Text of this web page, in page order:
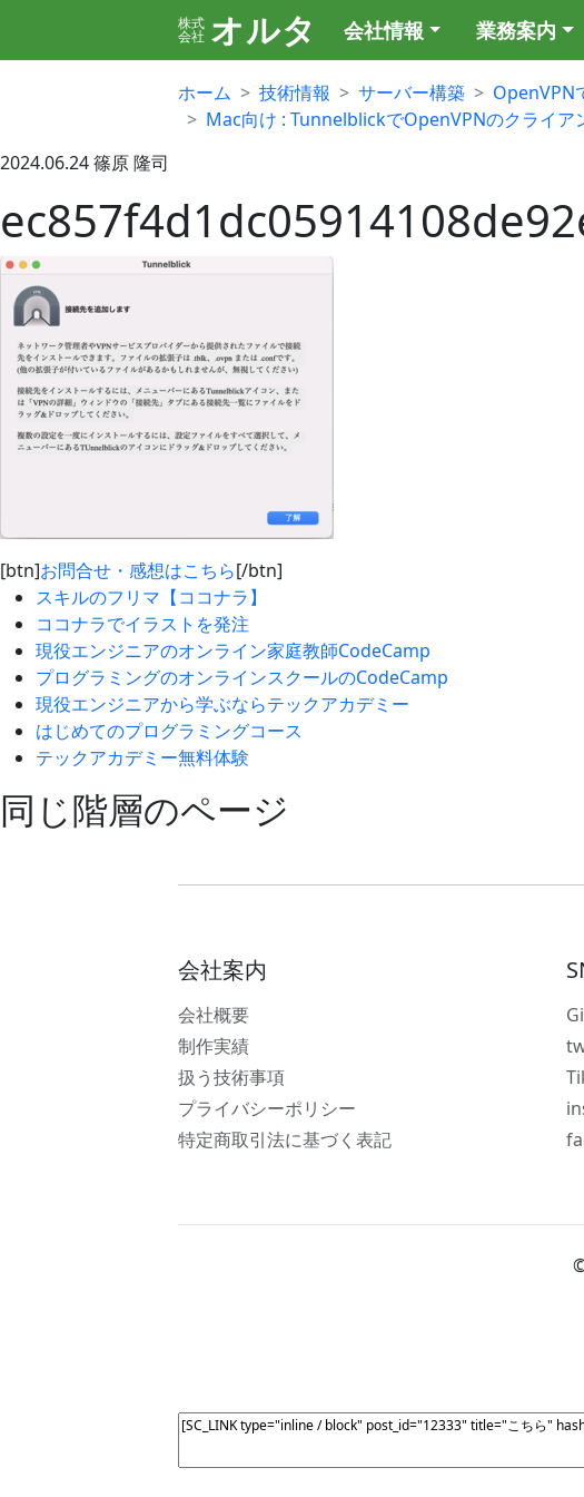
株式
会社 オルタ 会社情報 業務案内
ホーム 技術情報 サーバー構築 OpenVPN
Mac向け : TunnelblickでOpenVPNのクライア
2024.06.24篠原 隆司
[btn]お問合せ・感想はこちら[/btn]
スキルのフリマ【ココナラ】
ココナラでイラストを発注
現役エンジニアのオンライン家庭教師CodeCamp
プログラミングのオンラインスクールのCodeCamp
現役エンジニアから学ぶならテックアカデミー
はじめてのプログラミングコース
テックアカデミー無料体験
同じ階層のページ
会社案内
会社概要
制作実績
扱う技術事項
プライバシーポリシー
特定商取引法に基づく表記